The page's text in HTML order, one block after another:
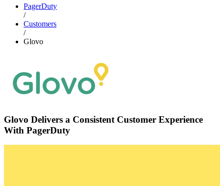
PagerDuty
/
Customers
/
Glovo
Glovo Delivers a Consistent Customer Experience
With PagerDuty